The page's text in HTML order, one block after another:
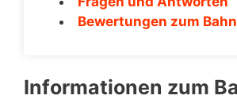
Bewertungen zum
Informationen zum